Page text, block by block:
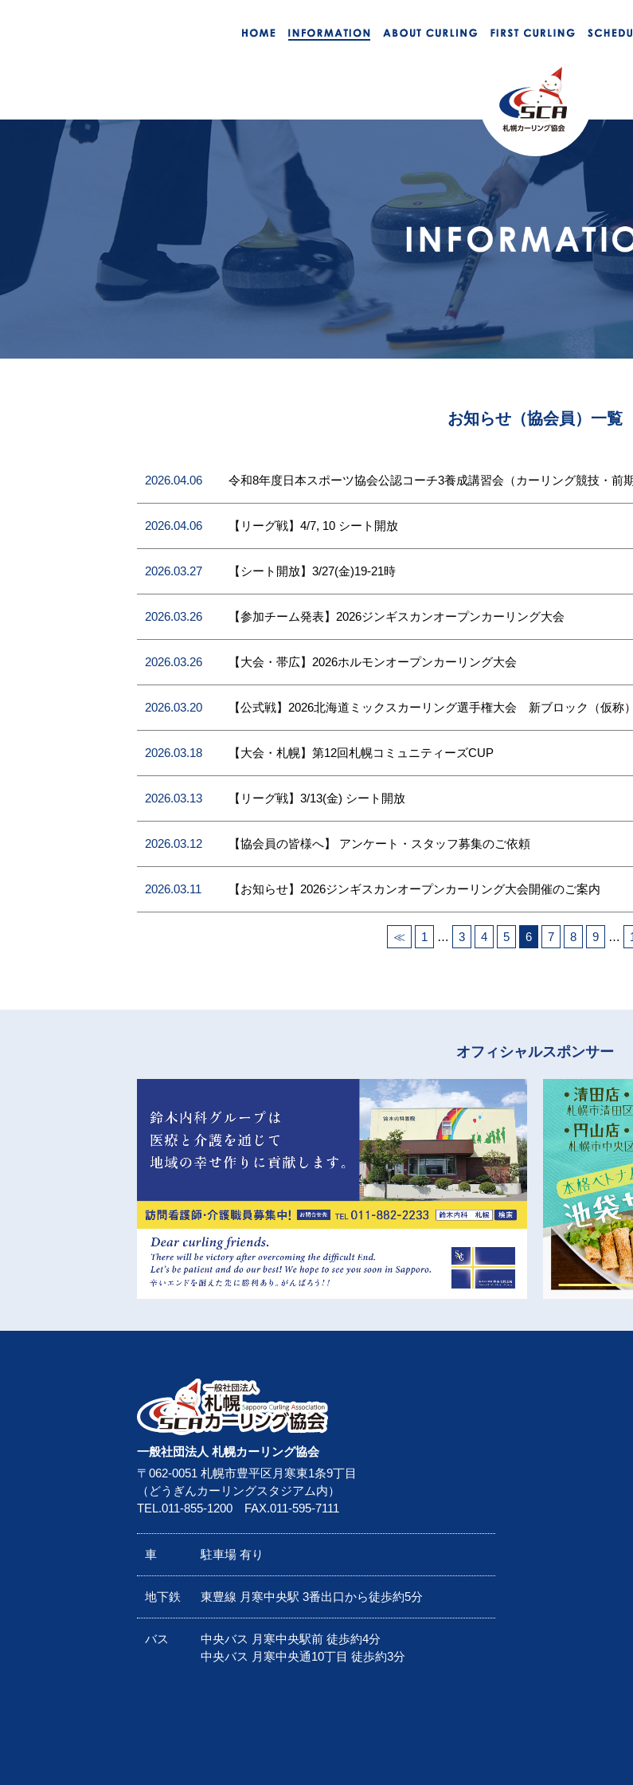
お知らせ（協会員）一覧
2026.04.06 令和8年度日本スポーツ協会公認コーチ3養成講習会（カーリング競技・前期
2026.04.06 【リーグ戦】4/7, 10 シート開放
2026.03.27 【シート開放】3/27(金)19-21時
2026.03.26 【参加チーム発表】2026ジンギスカンオープンカーリング大会
2026.03.26 【大会・帯広】2026ホルモンオープンカーリング大会
2026.03.20 【公式戦】2026北海道ミックスカーリング選手権大会 新ブロック（仮称
2026.03.18 【大会・札幌】第12回札幌コミュニティーズCUP
2026.03.13 【リーグ戦】3/13(金) シート開放
2026.03.12 【協会員の皆様へ】 アンケート・スタッフ募集のご依頼
2026.03.11 【お知らせ】2026ジンギスカンオープンカーリング大会開催のご案内
≪ 1 … 3 4 5 6 7 8 9 …
オフィシャルスポンサー
一般社団法人 札幌カーリング協会
〒062-0051 札幌市豊平区月寒東1条9丁目
（どうぎんカーリングスタジアム内）
TEL.011-855-1200 FAX.011-595-7111
車 駐車場 有り
地下鉄 東豊線 月寒中央駅 3番出口から徒歩約5分
バス
中央バス 月寒中央駅前 徒歩約4分
中央バス 月寒中央通10丁目 徒歩約3分